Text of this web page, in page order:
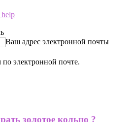
Ваш адрес электронной почты
электронной почте.
золотое кольцо ?